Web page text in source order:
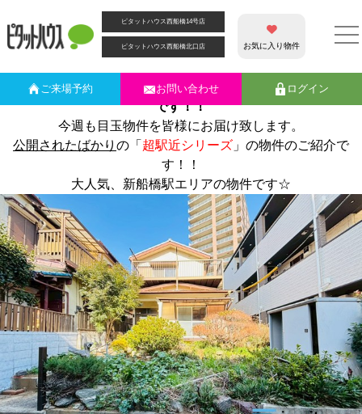
ピタットハウス西船橋14号店
ピタットハウス西船橋北口店 お気に入り物件
ご来場予約 お問い合わせ ログイン
カテゴリー別アーカイブ:土地
東武野田線「新船橋駅」びっくり徒歩6分のWAO立地☆新規物
件☆
ピタットハウス西船橋１４号店
の原
です！！
今週も目玉物件を皆様にお届け致します。
公開されたばかり の「 超駅近シリーズ 」の物件のご紹介で
す！！
大人気、新船橋駅エリアの物件です☆